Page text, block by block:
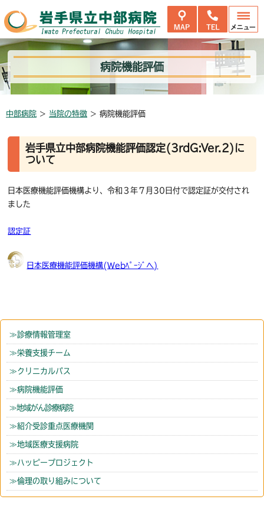
病院機能評価
中部病院 > 当院の特徴 > 病院機能評価
岩手県立中部病院機能評価認定(3rdG:Ver.2)に
ついて
日本医療機能評価機構より、令和３年７月30日付で認定証が交付され
ました
認定証
日本医療機能評価機構(Webﾍﾟｰｼﾞへ)
診療情報管理室
栄養支援チーム
クリニカルパス
病院機能評価
地域がん診療病院
紹介受診重点医療機関
地域医療支援病院
ハッピープロジェクト
倫理の取り組みについて